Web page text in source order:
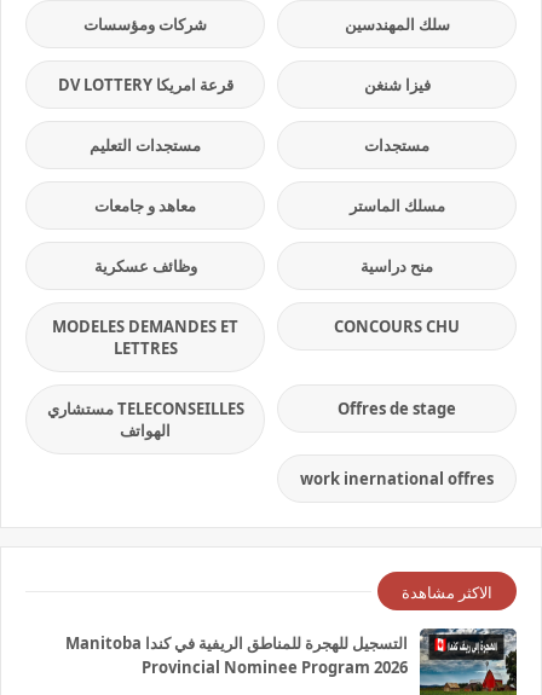
سلك المهندسين شركات ومؤسسات
فيزا شنغن قرعة امريكا DV LOTTERY
مستجدات مستجدات التعليم
مسلك الماستر معاهد و جامعات
منح دراسية وظائف عسكرية
CONCOURS CHU
MODELES DEMANDES ET
LETTRES
Offres de stage
TELECONSEILLES مستشاري
الهواتف
work inernational offres
الاكثر مشاهدة
التسجيل للهجرة للمناطق الريفية في كندا Manitoba
Provincial Nominee Program 2026